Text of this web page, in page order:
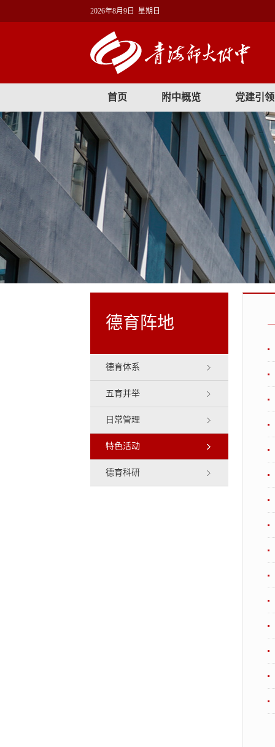
2026年8月9日 星期日
首页 附中概览 党建引领
德育阵地
德育体系
五育并举
日常管理
特色活动
德育科研